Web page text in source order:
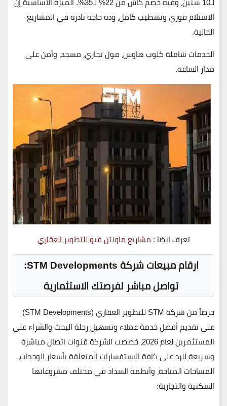
الاستلام فوري وتشطيب كامل، وده حاجة نادرة في المشاريع
الحالية.
الخدمات شاملة كلوب هاوس، مول تجاري، مسجد، وأمن على
مدار الساعة.
تعرف ايضا :مشاريع ماونتن فيو للتطوير العقاري
ارقام مبيعات شركة STM Developments:
تواصل مباشر لفرصتك الاستثمارية
حرصاً من شركةSTM للتطوير العقاري (STM Developments)
على تقديم أفضل خدمة عملاء وتسهيل رحلة البحث والشراء على
المستثمرين لعام 2026، خصصت الشركة قنوات اتصال مباشرة
وسريعة للرد على كافة الاستفسارات المتعلقة بأسعار الوحدات،
المساحات المتاحة، وأنظمة السداد في مختلف مشروعاتها
السكنية والتجارية: